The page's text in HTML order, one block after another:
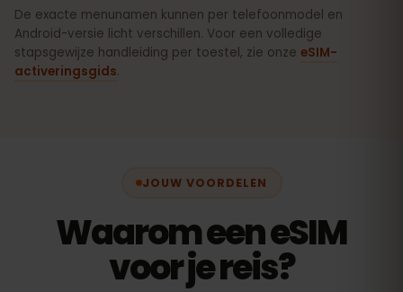
De exacte menunamen kunnen per telefoonmodel en
Android-versie licht verschillen. Voor een volledige
stapsgewijze handleiding per toestel, zie onze eSIM-
activeringsgids.
JOUW VOORDELEN
Waarom een eSIM
voor je reis?